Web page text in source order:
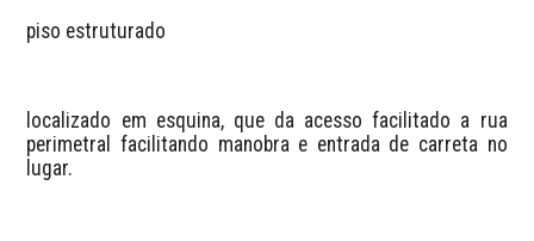
piso estruturado
localizado em esquina, que da acesso facilitado a rua
perimetral facilitando manobra e entrada de carreta no
lugar.